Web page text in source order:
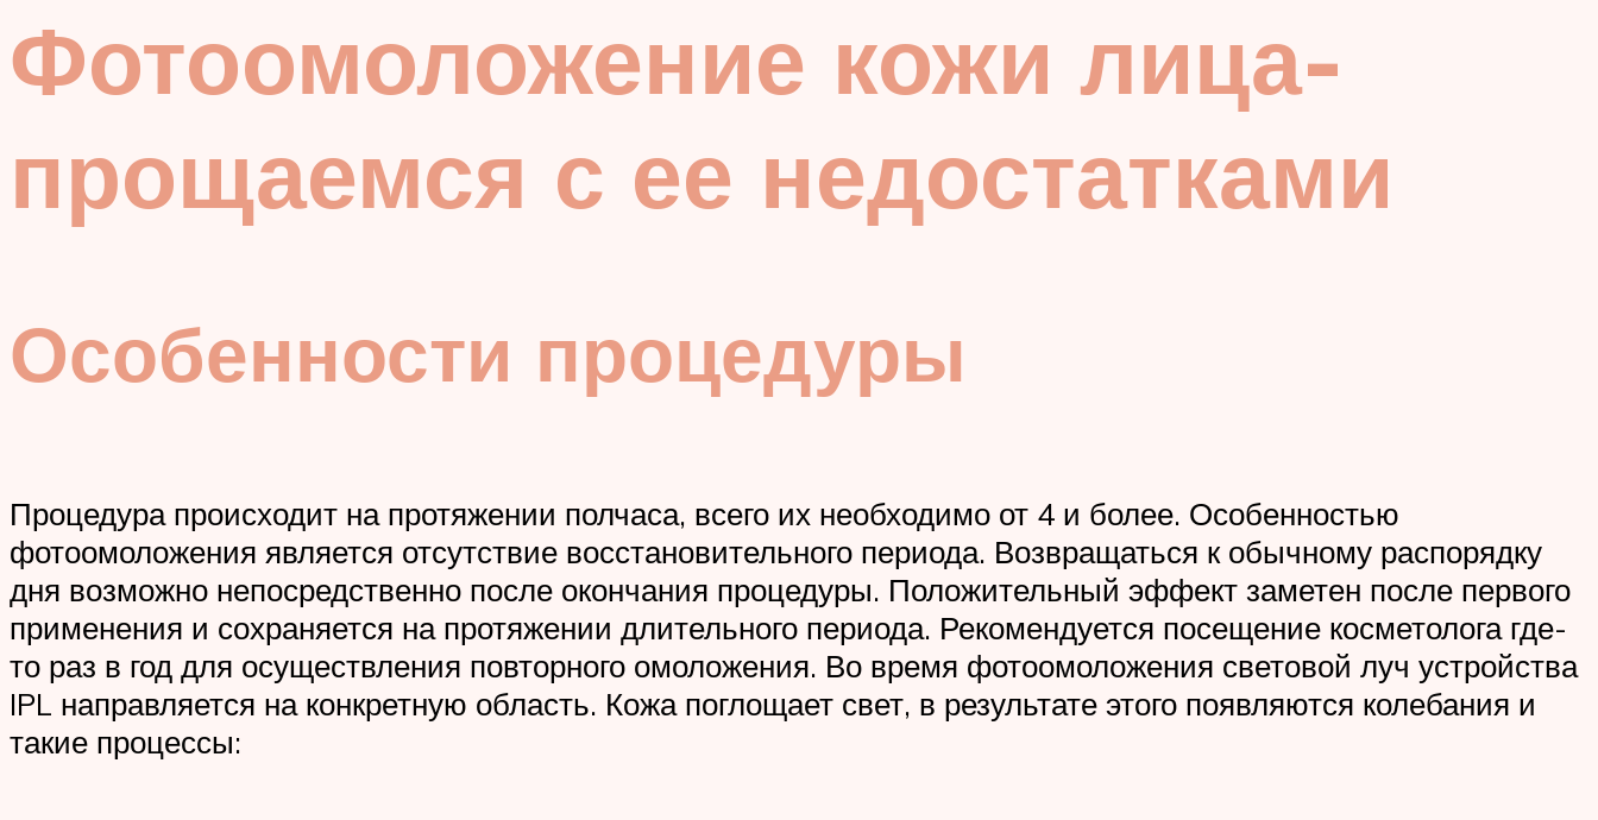
Фотоомоложение кожи лица-
прощаемся с ее недостатками
Особенности процедуры
Процедура происходит на протяжении полчаса, всего их необходимо от 4 и более. Особенностью
фотоомоложения является отсутствие восстановительного периода. Возвращаться к обычному распорядку
дня возможно непосредственно после окончания процедуры. Положительный эффект заметен после первого
применения и сохраняется на протяжении длительного периода. Рекомендуется посещение косметолога где-
то раз в год для осуществления повторного омоложения. Во время фотоомоложения световой луч устройства
IPL направляется на конкретную область. Кожа поглощает свет, в результате этого появляются колебания и
такие процессы: